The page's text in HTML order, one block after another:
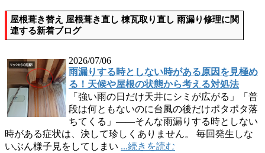
屋根葺き替え 屋根葺き直し 棟瓦取り直し 雨漏り修理に関
連する新着ブログ
2026/07/06
雨漏りする時としない時がある原因を見極め
る！天候や屋根の状態から考える対処法
「強い雨の日だけ天井にシミが広がる」「普
段は何ともないのに台風の後だけポタポタ落
ちてくる」――そんな雨漏りする時としない
時がある症状は、決して珍しくありません。 毎回発生しな
いぶん様子見をしてしまい ...続きを読む